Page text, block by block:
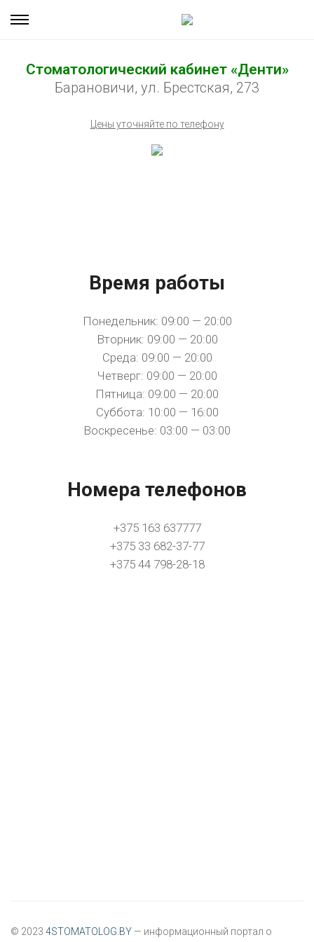
Стоматологический кабинет «Денти»
Барановичи, ул. Брестская, 273
Цены уточняйте по телефону
Время работы
Понедельник: 09:00 — 20:00
Вторник: 09:00 — 20:00
Среда: 09:00 — 20:00
Четверг: 09:00 — 20:00
Пятница: 09:00 — 20:00
Суббота: 10:00 — 16:00
Воскресенье: 03:00 — 03:00
Номера телефонов
+375 163 637777
+375 33 682-37-77
+375 44 798-28-18
© 2023 4STOMATOLOG.BY — информационный портал о